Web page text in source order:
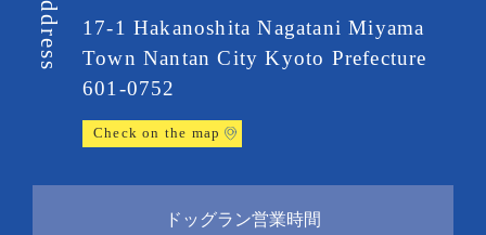
address
17-1 Hakanoshita Nagatani Miyama
Town Nantan City Kyoto Prefecture
601-0752
Check on the map
ドッグラン営業時間